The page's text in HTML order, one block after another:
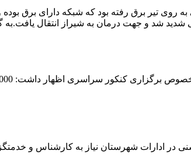
روی تیر برق رفته بود که شبکه دارای برق